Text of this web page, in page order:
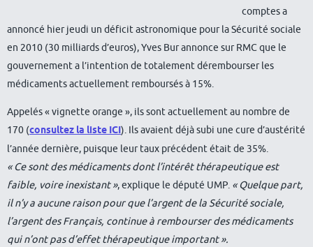
comptes a
annoncé hier jeudi un déficit astronomique pour la Sécurité sociale
en 2010 (30 milliards d’euros), Yves Bur annonce sur RMC que le
gouvernement a l’intention de totalement dérembourser les
médicaments actuellement remboursés à 15%.
Appelés « vignette orange », ils sont actuellement au nombre de
170 (consultez la liste ICI). Ils avaient déjà subi une cure d’austérité
l’année dernière, puisque leur taux précédent était de 35%.
« Ce sont des médicaments dont l’intérêt thérapeutique est
faible, voire inexistant », explique le député UMP. « Quelque part,
il n’y a aucune raison pour que l’argent de la Sécurité sociale,
l’argent des Français, continue à rembourser des médicaments
qui n’ont pas d’effet thérapeutique important ».